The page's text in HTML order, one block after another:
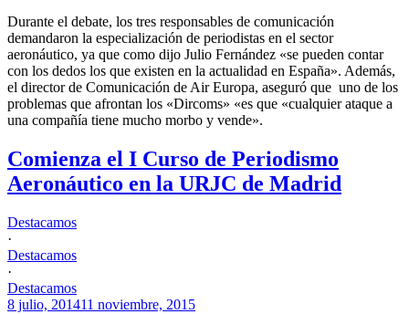
Durante el debate, los tres responsables de comunicación
demandaron la especialización de periodistas en el sector
aeronáutico, ya que como dijo Julio Fernández «se pueden contar
con los dedos los que existen en la actualidad en España». Además,
el director de Comunicación de Air Europa, aseguró que uno de los
problemas que afrontan los «Dircoms» «es que «cualquier ataque a
una compañía tiene mucho morbo y vende».
Comienza el I Curso de Periodismo
Aeronáutico en la URJC de Madrid
Destacamos
·
Destacamos
·
Destacamos
8 julio, 201411 noviembre, 2015